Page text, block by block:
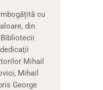
cu
din
Mihail
Mihail
George